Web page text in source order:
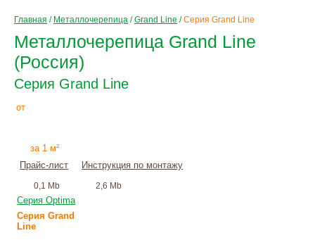
Главная / Металлочерепица /Grand Line /Серия Grand Line
Металлочерепица Grand Line
(Россия)
Серия Grand Line
от
за 1 м²
Прайс-лист
0,1 Mb
Инструкция по монтажу
2,6 Mb
Серия Оptima
Серия Grand
Line